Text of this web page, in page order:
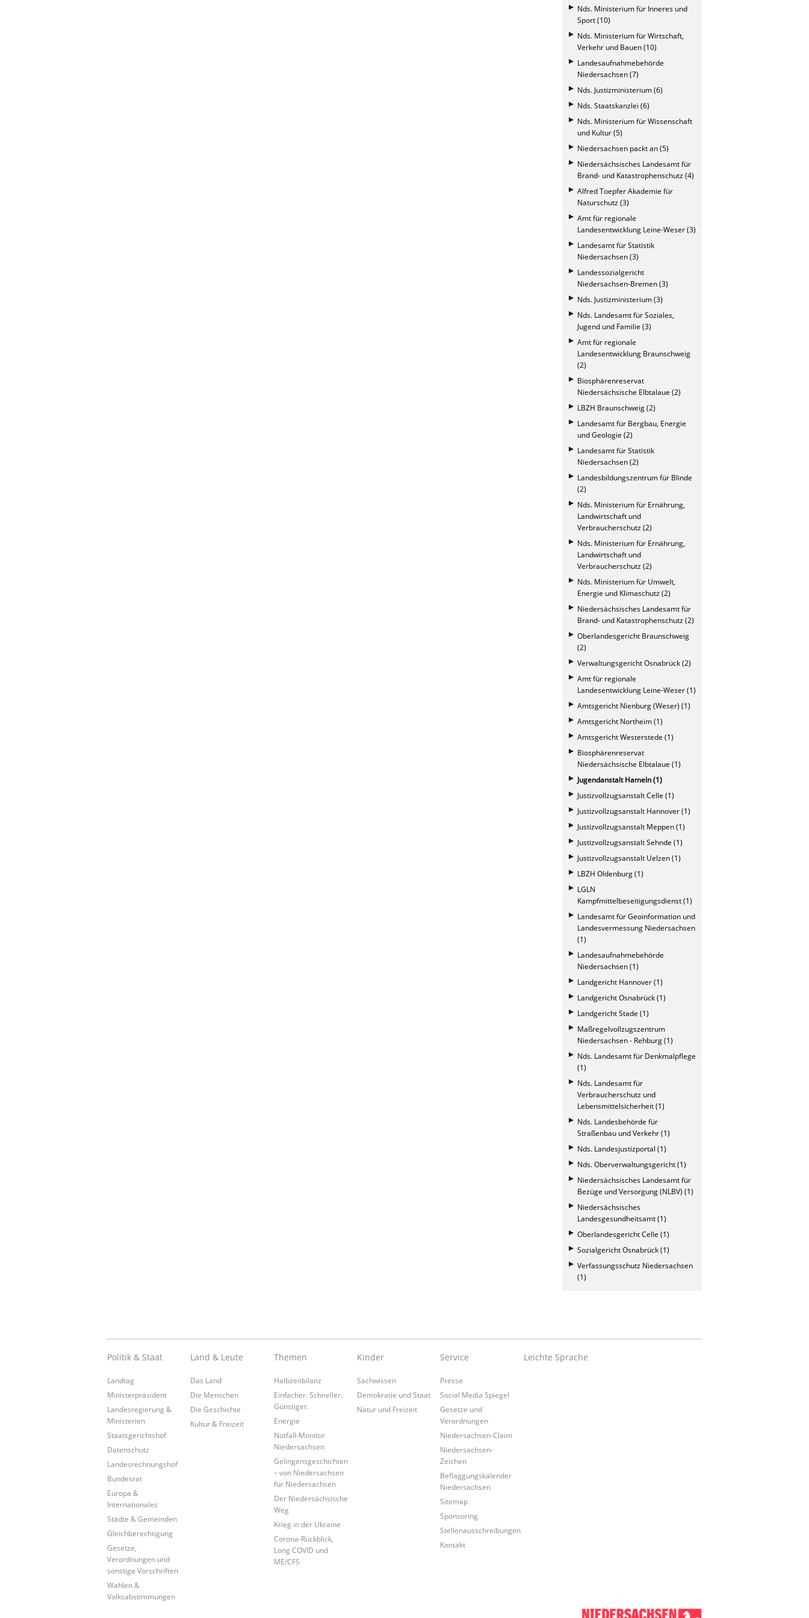
Nds. Ministerium für Inneres und
Sport (10)
Nds. Ministerium für Wirtschaft,
Verkehr und Bauen (10)
Landesaufnahmebehörde
Niedersachsen (7)
Nds. Justizministerium (6)
Nds. Staatskanzlei (6)
Nds. Ministerium für Wissenschaft
und Kultur (5)
Niedersachsen packt an (5)
Niedersächsisches Landesamt für
Brand- und Katastrophenschutz (4)
Alfred Toepfer Akademie für
Naturschutz (3)
Amt für regionale
Landesentwicklung Leine-Weser (3)
Landesamt für Statistik
Niedersachsen (3)
Landessozialgericht
Niedersachsen-Bremen (3)
Nds. Justizministerium (3)
Nds. Landesamt für Soziales,
Jugend und Familie (3)
Amt für regionale
Landesentwicklung Braunschweig
(2)
Biosphärenreservat
Niedersächsische Elbtalaue (2)
LBZH Braunschweig (2)
Landesamt für Bergbau, Energie
und Geologie (2)
Landesamt für Statistik
Niedersachsen (2)
Landesbildungszentrum für Blinde
(2)
Nds. Ministerium für Ernährung,
Landwirtschaft und
Verbraucherschutz (2)
Nds. Ministerium für Ernährung,
Landwirtschaft und
Verbraucherschutz (2)
Nds. Ministerium für Umwelt,
Energie und Klimaschutz (2)
Niedersächsisches Landesamt für
Brand- und Katastrophenschutz (2)
Oberlandesgericht Braunschweig
(2)
Verwaltungsgericht Osnabrück (2)
Amt für regionale
Landesentwicklung Leine-Weser (1)
Amtsgericht Nienburg (Weser) (1)
Amtsgericht Northeim (1)
Amtsgericht Westerstede (1)
Biosphärenreservat
Niedersächsische Elbtalaue (1)
Jugendanstalt Hameln (1)
Justizvollzugsanstalt Celle (1)
Justizvollzugsanstalt Hannover (1)
Justizvollzugsanstalt Meppen (1)
Justizvollzugsanstalt Sehnde (1)
Justizvollzugsanstalt Uelzen (1)
LBZH Oldenburg (1)
LGLN
Kampfmittelbeseitigungsdienst (1)
Landesamt für Geoinformation und
Landesvermessung Niedersachsen
(1)
Landesaufnahmebehörde
Niedersachsen (1)
Landgericht Hannover (1)
Landgericht Osnabrück (1)
Landgericht Stade (1)
Maßregelvollzugszentrum
Niedersachsen - Rehburg (1)
Nds. Landesamt für Denkmalpflege
(1)
Nds. Landesamt für
Verbraucherschutz und
Lebensmittelsicherheit (1)
Nds. Landesbehörde für
Straßenbau und Verkehr (1)
Nds. Landesjustizportal (1)
Nds. Oberverwaltungsgericht (1)
Niedersächsisches Landesamt für
Bezüge und Versorgung (NLBV) (1)
Niedersächsisches
Landesgesundheitsamt (1)
Oberlandesgericht Celle (1)
Sozialgericht Osnabrück (1)
Verfassungsschutz Niedersachsen
(1)
Politik & Staat
Landtag
Ministerpräsident
Landesregierung &
Ministerien
Staatsgerichtshof
Datenschutz
Landesrechnungshof
Bundesrat
Europa &
Internationales
Städte & Gemeinden
Gleichberechtigung
Gesetze,
Verordnungen und
sonstige Vorschriften
Wahlen &
Volksabstimmungen
Land & Leute
Das Land
Die Menschen
Die Geschichte
Kultur & Freizeit
Themen
Halbzeitbilanz
Einfacher. Schneller.
Günstiger.
Energie
Notfall-Monitor
Niedersachsen
Gelingensgeschichten
– von Niedersachsen
für Niedersachsen
Der Niedersächsische
Weg
Krieg in der Ukraine
Corona-Rückblick,
Long COVID und
ME/CFS
Kinder
Sachwissen
Demokratie und Staat
Natur und Freizeit
Service
Presse
Social Media Spiegel
Gesetze und
Verordnungen
Niedersachsen-Claim
Niedersachsen-
Zeichen
Beflaggungskalender
Niedersachsen
Sitemap
Sponsoring
Stellenausschreibungen
Kontakt
Leichte Sprache